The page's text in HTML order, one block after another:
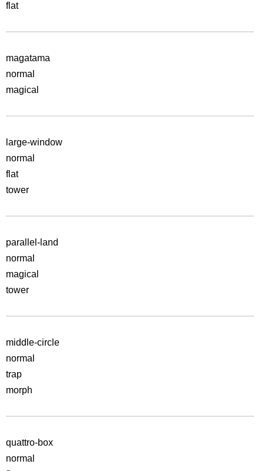
flat
magatama
normal
magical
large-window
normal
flat
tower
parallel-land
normal
magical
tower
middle-circle
normal
trap
morph
quattro-box
normal